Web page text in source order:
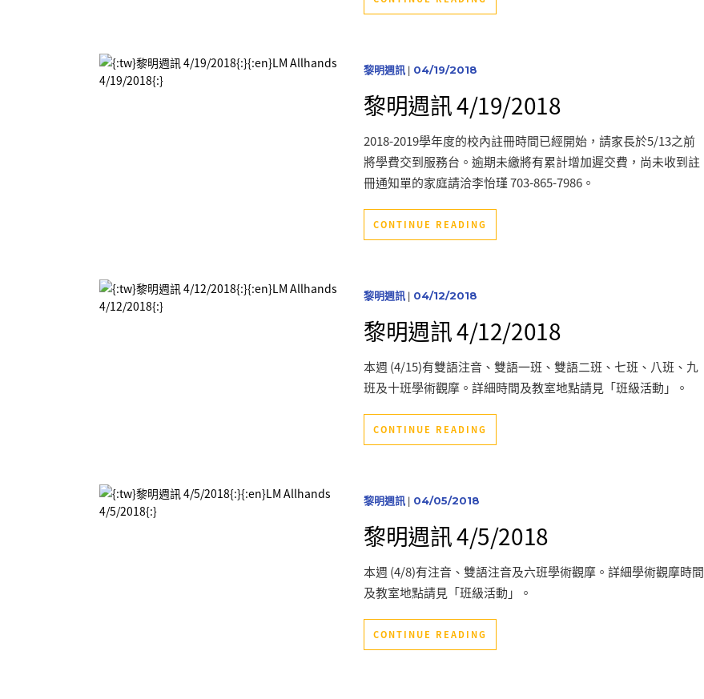
黎明週訊 | 04/19/2018
黎明週訊 4/19/2018
2018-2019學年度的校內註冊時間已經開始，請家長於5/13之前
將學費交到服務台。逾期未繳將有累計增加遲交費，尚未收到註
冊通知單的家庭請洽李怡瑾 703-865-7986。
CONTINUE READING
黎明週訊 | 04/12/2018
黎明週訊 4/12/2018
本週 (4/15)有雙語注音、雙語一班、雙語二班、七班、八班、九
班及十班學術觀摩。詳細時間及教室地點請見「班級活動」。
CONTINUE READING
黎明週訊 | 04/05/2018
黎明週訊 4/5/2018
本週 (4/8)有注音、雙語注音及六班學術觀摩。詳細學術觀摩時間
及教室地點請見「班級活動」。
CONTINUE READING